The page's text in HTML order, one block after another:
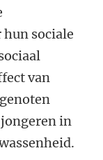
sociale
van
in